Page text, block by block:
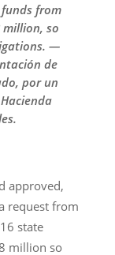
from
so
—
de
por un
approved,
request from
state
million so